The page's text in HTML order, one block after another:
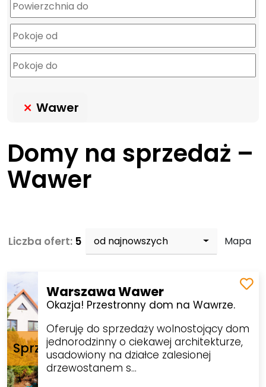
Wawer
Domy na sprzedaż –
Wawer
Liczba ofert: 5 od najnowszych Mapa
Warszawa Wawer
Okazja! Przestronny dom na Wawrze.
Oferuję do sprzedaży wolnostojący dom
jednorodzinny o ciekawej architekturze,
usadowiony na działce zalesionej
drzewostanem s…